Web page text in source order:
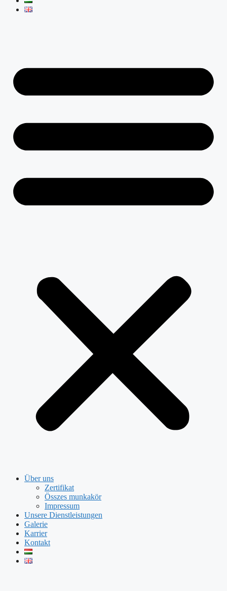
Über uns
Zertifikat
Összes munkakör
Impressum
Unsere Dienstleistungen
Galerie
Karrier
Kontakt